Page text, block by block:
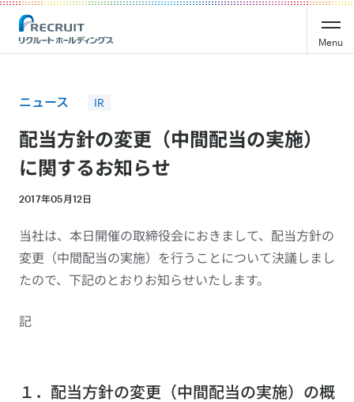
Recruit Holdings
Menu
ニュース IR
配当方針の変更（中間配当の実施）
に関するお知らせ
2017年05月12日
当社は、本日開催の取締役会におきまして、配当方針の
変更（中間配当の実施）を行うことについて決議しまし
たので、下記のとおりお知らせいたします。
記
１．配当方針の変更（中間配当の実施）の概